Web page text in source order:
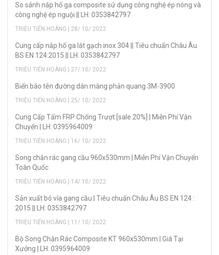
So sánh nắp hố ga composite sử dụng công nghệ ép nóng và
công nghệ ép nguội || LH: 0353842797
TRIỆU TIẾN HOÀNG | 28/ 10/ 2022
Cung cấp nắp hố ga lát gạch inox 304 || Tiêu chuẩn Châu Âu
BS EN 124:2015 || LH: 0353842797
TRIỆU TIẾN HOÀNG | 27/ 10/ 2022
Biển báo tên đường dán màng phản quang 3M-3900
TRIỆU TIẾN HOÀNG | 25/ 10/ 2022
Cung Cấp Tấm FRP Chống Trượt [sale 20%] | Miễn Phí Vận
Chuyển | LH: 0395964009
TRIỆU TIẾN HOÀNG | 16/ 10/ 2022
Song chắn rác gang cầu 960x530mm | Miễn Phí Vận Chuyển
Toàn Quốc
TRIỆU TIẾN HOÀNG | 14/ 10/ 2022
Sản xuẩt bó vỉa gang cầu | Tiêu chuẩn Châu Âu BS EN 124 :
2015 || LH: 0353842797
TRIỆU TIẾN HOÀNG | 11/ 10/ 2022
Bộ Song Chắn Rác Composite KT 960x530mm | Giá Tại
Xưởng | LH: 0395964009